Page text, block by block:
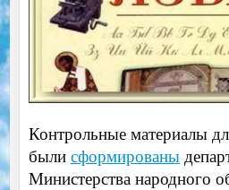
Контрольные материалы
были сформированы
Министерства народного